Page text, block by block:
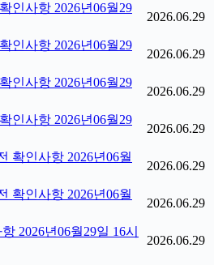
인사항 2026년06월29
2026.06.29
인사항 2026년06월29
2026.06.29
인사항 2026년06월29
2026.06.29
인사항 2026년06월29
2026.06.29
확인사항 2026년06월
2026.06.29
확인사항 2026년06월
2026.06.29
2026년06월29일 16시
2026.06.29